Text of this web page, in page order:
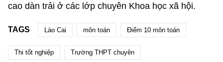
cao dàn trải ở các lớp chuyên Khoa học xã hội.
TAGS Lào Cai môn toán Điểm 10 môn toán
Thi tốt nghiệp Trường THPT chuyên